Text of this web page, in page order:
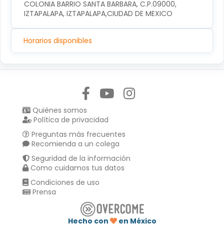
COLONIA BARRIO SANTA BARBARA, C.P.09000,
IZTAPALAPA, IZTAPALAPA,CIUDAD DE MEXICO
Horarios disponibles
Quiénes somos
Política de privacidad
Preguntas más frecuentes
Recomienda a un colega
Seguridad de la información
Como cuidamos tus datos
Condiciones de uso
Prensa
Hecho con en México